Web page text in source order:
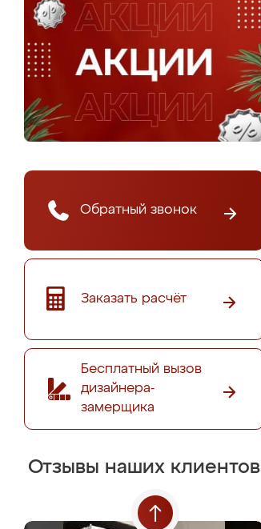
Обратный звонок
Заказать расчёт
Бесплатный вызов
дизайнера-
замерщика
Отзывы наших клиентов